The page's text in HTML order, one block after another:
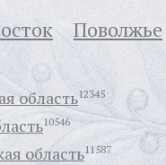
Поволжье
область12345
10546
область11587